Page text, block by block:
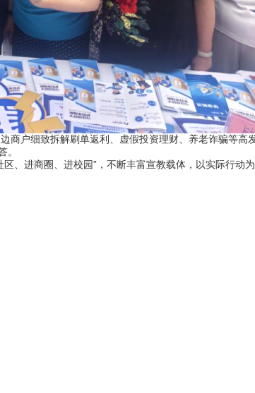
户细致拆解刷单返利、虚假投资理财、养老诈骗等高
。
进商圈、进校园”，不断丰富宣教载体，以实际行动